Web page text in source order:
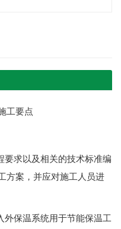
工要点
要求以及相关的技术标准编
，并应对施工人员进
外保温系统用于节能保温工